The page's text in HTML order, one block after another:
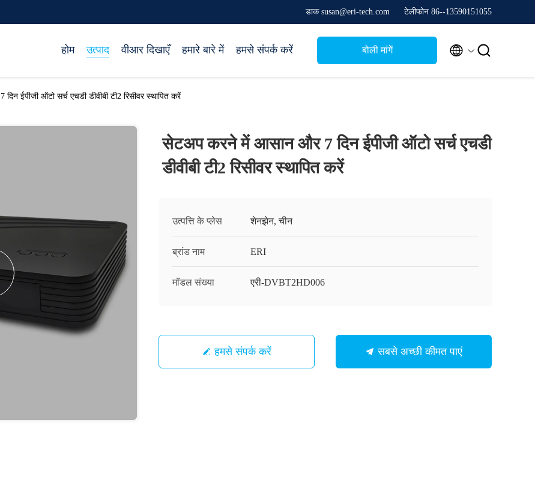
डाक susan@eri-tech.com टेलीफोन 86--13590151055
होम उत्पाद वीआर दिखाएँ हमारे बारे में हमसे संपर्क करें बोली मांगें  
ईपीजी ऑटो सर्च एचडी डीवीबी टी2 रिसीवर स्थापित करें
सेटअप करने में आसान और 7 दिन ईपीजी ऑटो सर्च एचडी
डीवीबी टी2 रिसीवर स्थापित करें
उत्पत्ति के प्लेस शेनझेन, चीन
ब्रांड नाम ERI
मॉडल संख्या एरी-DVBT2HD006
हमसे संपर्क करें सबसे अच्छी कीमत पाएं